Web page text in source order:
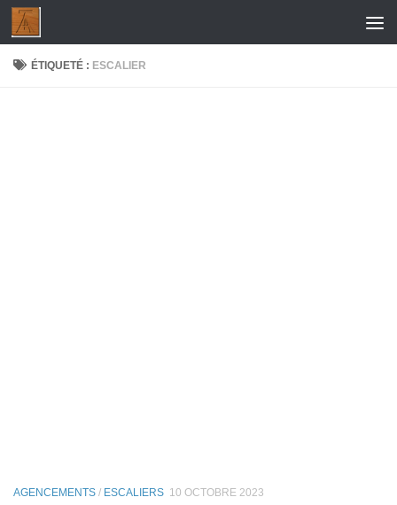
Skip to content
ÉTIQUETÉ : ESCALIER
AGENCEMENTS / ESCALIERS 10 OCTOBRE 2023